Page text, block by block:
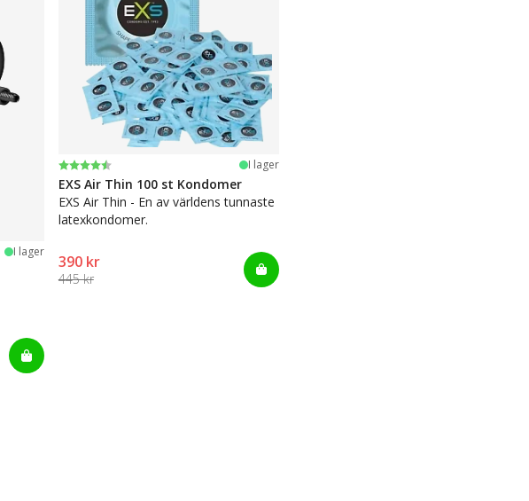
I lager
Betyg:
4.6 utav 5 stjärnor I lager
EXS Air Thin 100 st Kondomer
EXS Air Thin - En av världens tunnaste
latexkondomer.
390 kr
445 kr